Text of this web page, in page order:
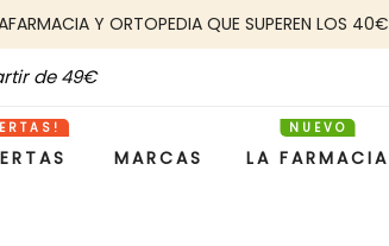
Y ORTOPEDIA QUE SUPEREN LOS 40€
de 49€
MARCAS LA FARMACIA